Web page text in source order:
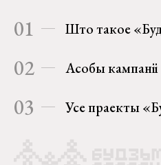
01 Што такое
02 Асобы кампаніі
03 Усе праекты